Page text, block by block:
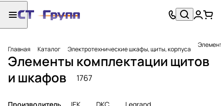
Главная Каталог Электротехнические шкафы, щиты, корпуса
Элементы комплектации щитов
и шкафов
1767